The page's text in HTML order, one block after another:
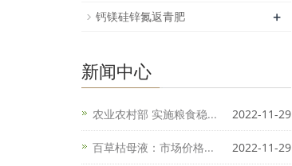
钙镁硅锌氮返青肥 +
新闻中心
农业农村部 实施粮食稳... 2022-11-29
百草枯母液：市场价格... 2022-11-29